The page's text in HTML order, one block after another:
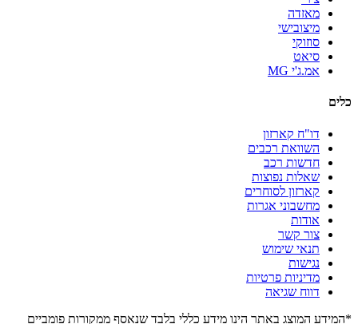
מאזדה
מיצובישי
סוזוקי
סיאט
אמ.ג'י MG
כלים
דו"ח קארזון
השוואת רכבים
חדשות רכב
שאלות נפוצות
קארזון לסוחרים
מחשבוני אגרות
אודות
צור קשר
תנאי שימוש
נגישות
מדיניות פרטיות
דווח שגיאה
*המידע המוצג באתר הינו מידע כללי בלבד שנאסף ממקורות פומביים